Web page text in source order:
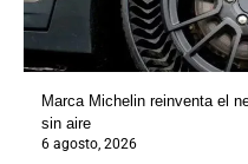
Marca Michelin reinventa el
sin aire
6 agosto, 2026